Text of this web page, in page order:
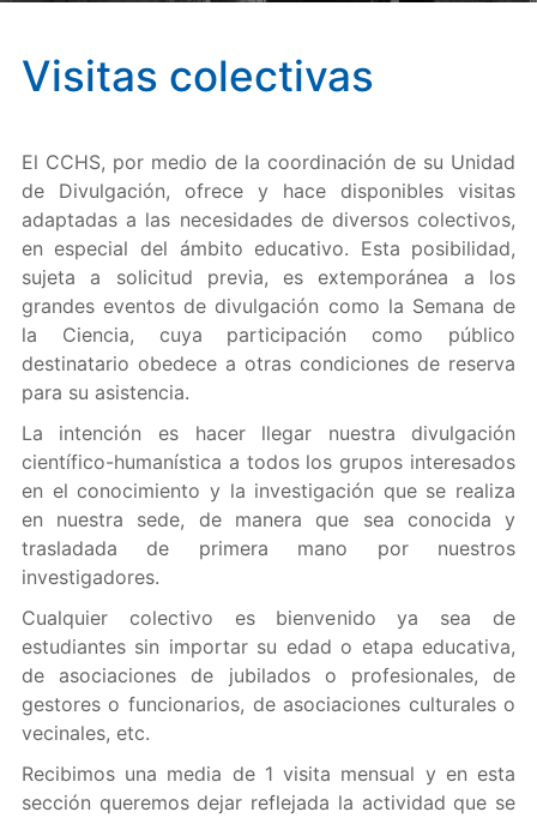
Visitas colectivas
El CCHS, por medio de la coordinación de su Unidad
de Divulgación, ofrece y hace disponibles visitas
adaptadas a las necesidades de diversos colectivos,
en especial del ámbito educativo. Esta posibilidad,
sujeta a solicitud previa, es extemporánea a los
grandes eventos de divulgación como la Semana de
la Ciencia, cuya participación como público
destinatario obedece a otras condiciones de reserva
para su asistencia.
La intención es hacer llegar nuestra divulgación
científico-humanística a todos los grupos interesados
en el conocimiento y la investigación que se realiza
en nuestra sede, de manera que sea conocida y
trasladada de primera mano por nuestros
investigadores.
Cualquier colectivo es bienvenido ya sea de
estudiantes sin importar su edad o etapa educativa,
de asociaciones de jubilados o profesionales, de
gestores o funcionarios, de asociaciones culturales o
vecinales, etc.
Recibimos una media de 1 visita mensual y en esta
sección queremos dejar reflejada la actividad que se